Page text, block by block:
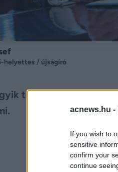
acnews.hu -
If you wish to
sensitive
confirm your
continue
helyettes / újságíró
tisztviselője szerint